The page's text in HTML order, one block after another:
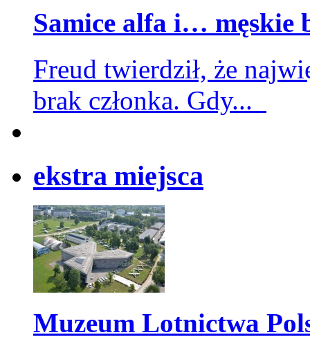
Samice alfa i… męskie
Freud twierdził, że
brak członka. Gdy...
ekstra miejsca
Muzeum Lotnictwa